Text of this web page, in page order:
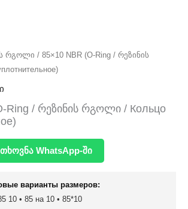
რგოლი / 85×10 NBR (O-Ring / რეზინის
Ring / რეზინის რგოლი / Кольцо
WhatsApp-ში
варианты размеров:
10 • 85 на 10 • 85*10